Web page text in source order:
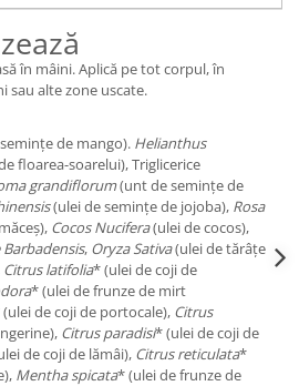
în mâini. Aplică pe tot corpul, în
sau alte zone uscate.
de mango). Helianthus
floarea-soarelui), Triglicerice
grandiflorum(unt de semințe de
(ulei de semințe de jojoba), Rosa
Cocos Nucifera(ulei de cocos),
Barbadensis, Oryza Sativa(ulei de tărâțe
Citrus latifolia* (ulei de coji de
* (ulei de frunze de mirt
de coji de portocale), Citrus
Citrus paradisi* (ulei de coji de
de coji de lămâi), Citrus reticulata*
Mentha spicata* (ulei de frunze de